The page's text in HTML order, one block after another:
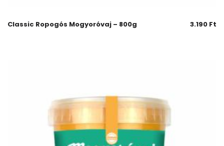
Classic Ropogós Mogyoróvaj – 800g 3.190 Ft